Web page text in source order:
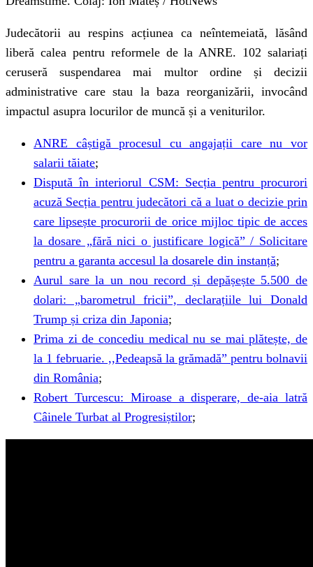
Judecătorii au respins acțiunea ca neîntemeiată, lăsând
liberă calea pentru reformele de la ANRE. 102 salariați
ceruseră suspendarea mai multor ordine și decizii
administrative care stau la baza reorganizării, invocând
impactul asupra locurilor de muncă și a veniturilor.
ANRE câștigă procesul cu angajații care nu vor
salarii tăiate;
Dispută în interiorul CSM: Secția pentru procurori
acuză Secția pentru judecători că a luat o decizie prin
care lipsește procurorii de orice mijloc tipic de acces
la dosare „fără nici o justificare logică” / Solicitare
pentru a garanta accesul la dosarele din instanță;
Aurul sare la un nou record și depășește 5.500 de
dolari: „barometrul fricii”, declarațiile lui Donald
Trump și criza din Japonia;
Prima zi de concediu medical nu se mai plătește, de
la 1 februarie. ,,Pedeapsă la grămadă” pentru bolnavii
din România;
Robert Turcescu: Miroase a disperare, de-aia latră
Câinele Turbat al Progresiștilor;